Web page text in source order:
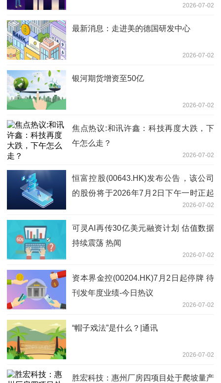
2026-07-02
最新消息：走进美的德国研发中心
2026-07-02
银河期货增资至50亿
2026-07-02
焦点热议:和讯许鑫：科技再度大跌，下
午怎么走？
2026-07-02
恒富控股(00643.HK)发布公告，该公司
的股份将于2026年7月2日下午一时正起
2026-07-02
可灵AI再传30亿美元融资计划 估值数据
持续震荡 热闻
2026-07-02
资本界金控(00204.HK)7月2日起停牌 待
刊发年度业绩-今日热议
2026-07-02
“帽子戏法”是什么？|通讯
2026-07-02
胜宏科技：惠州厂房四项目处于爬坡量产